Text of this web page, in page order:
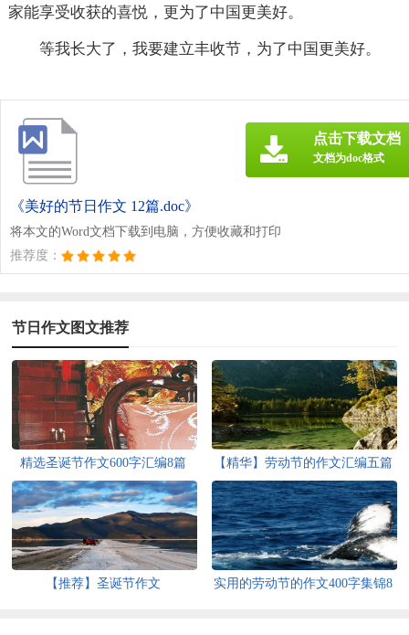
家能享受收获的喜悦，更为了中国更美好。
等我长大了，我要建立丰收节，为了中国更美好。
《美好的节日作文 12篇.doc》
将本文的Word文档下载到电脑，方便收藏和打印
推荐度：
点击下载文档
文档为doc格式
节日作文图文推荐
精选圣诞节作文600字汇编8篇 【精华】劳动节的作文汇编五篇
【推荐】圣诞节作文
实用的劳动节的作文400字集锦8